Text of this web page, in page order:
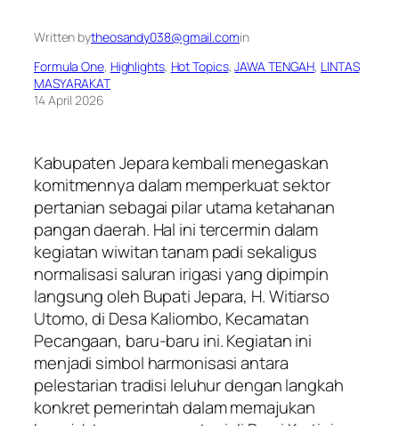
Written bytheosandy038@gmail.comin
Formula One, Highlights, Hot Topics, JAWA TENGAH, LINTAS
MASYARAKAT
14 April 2026
Kabupaten Jepara kembali menegaskan
komitmennya dalam memperkuat sektor
pertanian sebagai pilar utama ketahanan
pangan daerah. Hal ini tercermin dalam
kegiatan wiwitan tanam padi sekaligus
normalisasi saluran irigasi yang dipimpin
langsung oleh Bupati Jepara, H. Witiarso
Utomo, di Desa Kaliombo, Kecamatan
Pecangaan, baru-baru ini. Kegiatan ini
menjadi simbol harmonisasi antara
pelestarian tradisi leluhur dengan langkah
konkret pemerintah dalam memajukan